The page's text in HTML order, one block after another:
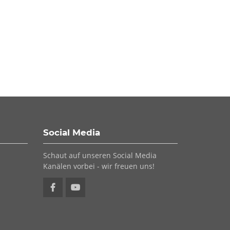
Social Media
Schaut auf unseren Social Media
Kanälen vorbei - wir freuen uns!